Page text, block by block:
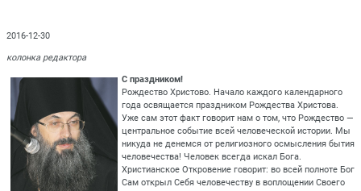
2016-12-30
колонка редактора
С праздником!
Рождество Христово. Начало каждого календарного
года освящается праздником Рождества Христова.
Уже сам этот факт говорит нам о том, что Рождество —
центральное событие всей человеческой истории. Мы
никуда не денемся от религиозного осмысления бытия
человечества! Человек всегда искал Бога.
Христианское Откровение говорит: во всей полноте Бог
Сам открыл Себя человечеству в воплощении Своего